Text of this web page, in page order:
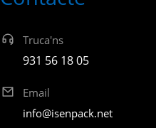
Truca'ns
931 56 18 05
Email
info@isenpack.net